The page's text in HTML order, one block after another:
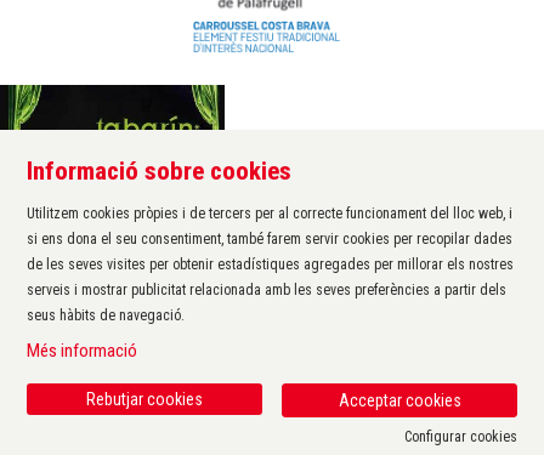
Àrea de cultura de l'Ajuntament de Palafrugell
Carrer Santa Margarida, 1
17200 Palafrugell
972 611 172 · cultura@palafrugell.cat
Sitemap | Avís Legal
Protecció de dades
| Accessibilitat
Informació sobre cookies
Utilitzem cookies pròpies i de tercers per al correcte funcionament del lloc web, i
si ens dona el seu consentiment, també farem servir cookies per recopilar dades
de les seves visites per obtenir estadístiques agregades per millorar els nostres
serveis i mostrar publicitat relacionada amb les seves preferències a partir dels
seus hàbits de navegació.
Més informació
Acceptar cookies
Rebutjar cookies
Configurar cookies